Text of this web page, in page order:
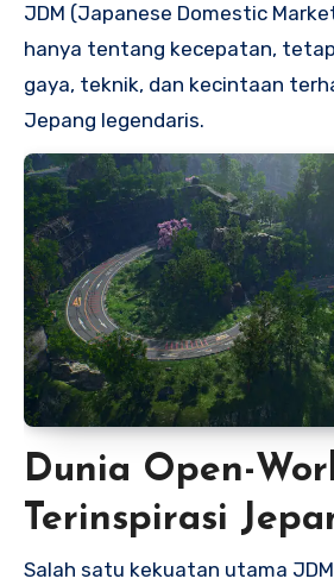
JDM (Japanese Domestic
hanya tentang kecepatan,
gaya, teknik, dan kecintaan
Jepang legendaris.
Dunia Open-
Terinspirasi
Salah satu kekuatan utama